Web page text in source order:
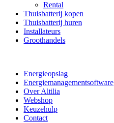
Rental
Thuisbatterij kopen
Thuisbatterij huren
Installateurs
Groothandels
Energieopslag
Energiemanagementsoftware
Over Altilia
Webshop
Keuzehulp
Contact